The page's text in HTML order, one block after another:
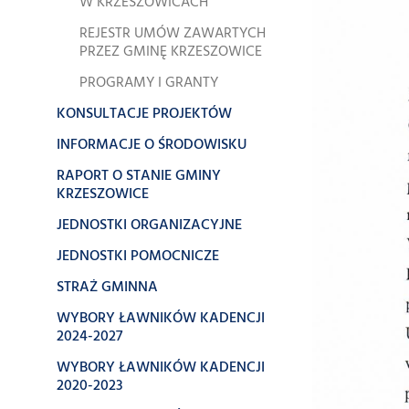
REJESTR UMÓW ZAWARTYCH
PRZEZ GMINĘ KRZESZOWICE
PROGRAMY I GRANTY
KONSULTACJE PROJEKTÓW
INFORMACJE O ŚRODOWISKU
RAPORT O STANIE GMINY
KRZESZOWICE
JEDNOSTKI ORGANIZACYJNE
JEDNOSTKI POMOCNICZE
STRAŻ GMINNA
WYBORY ŁAWNIKÓW KADENCJI
2024-2027
WYBORY ŁAWNIKÓW KADENCJI
2020-2023